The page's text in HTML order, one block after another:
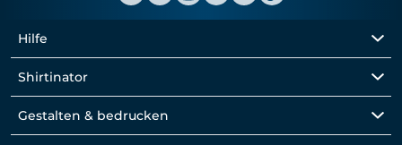
Hilfe
Shirtinator
Gestalten & bedrucken